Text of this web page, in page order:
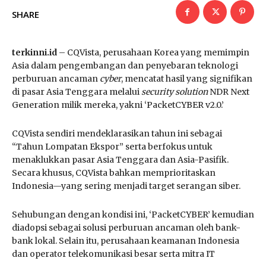
SHARE
terkinni.id – CQVista, perusahaan Korea yang memimpin
Asia dalam pengembangan dan penyebaran teknologi
perburuan ancaman cyber, mencatat hasil yang signifikan
di pasar Asia Tenggara melaluisecurity solutionNDR Next
Generation milik mereka, yakni ‘PacketCYBER v2.0.’
CQVista sendiri mendeklarasikan tahun ini sebagai
“Tahun Lompatan Ekspor” serta berfokus untuk
menaklukkan pasar Asia Tenggara dan Asia-Pasifik.
Secara khusus, CQVista bahkan memprioritaskan
Indonesia—yang sering menjadi target serangan siber.
Sehubungan dengan kondisi ini, ‘PacketCYBER’ kemudian
diadopsi sebagai solusi perburuan ancaman oleh bank-
bank lokal. Selain itu, perusahaan keamanan Indonesia
dan operator telekomunikasi besar serta mitra IT